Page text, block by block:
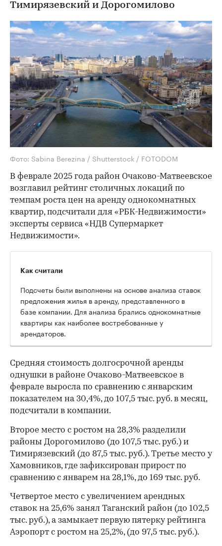
Тимирязевский и Дорогомилово
Фото: Sabina Berezina / Shutterstock / FOTODOM
В феврале 2025 года район Очаково-Матвеевское
возглавил рейтинг столичных локаций по
темпам роста цен на аренду однокомнатных
квартир, подсчитали для «РБК-Недвижимости»
эксперты сервиса «НДВ Супермаркет
Недвижимости».
Как считали
Подсчеты были выполнены на основе анализа ставок
предложения жилья в аренду, представленного в
базе компании. Для анализа брались однокомнатные
квартиры как наиболее востребованные у
арендаторов.
Средняя стоимость долгосрочной аренды
однушки в районе Очаково-Матвеевское в
феврале выросла по сравнению с январским
показателем на 30,4%, до 107,5 тыс. руб. в месяц,
подсчитали в компании.
Второе место с ростом на 28,3% разделили
районы Дорогомилово (до 107,5 тыс. руб.) и
Тимирязевский (до 87,5 тыс. руб.). Третье место у
Хамовников, где зафиксирован прирост по
сравнению с январем на 28,1%, до 169 тыс. руб.
Четвертое место с увеличением арендных
ставок на 25,6% занял Таганский район (до 102,5
тыс. руб.), а замыкает первую пятерку рейтинга
Аэропорт с ростом на 25,2%, (до 97,5 тыс. руб.).